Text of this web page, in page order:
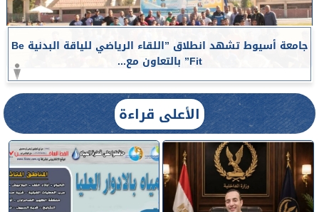
جامعة أسيوط تشهد انطلاق ”اللقاء الرياضي للياقة البدنية Be
Fit” بالتعاون مع...
الأعلى قراءة